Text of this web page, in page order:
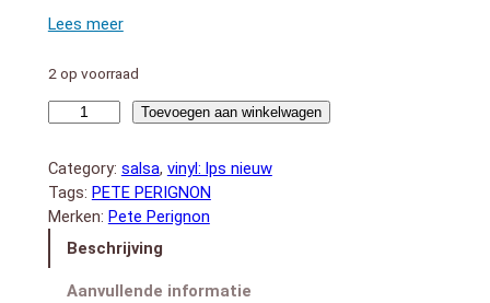
uit Puerto Rico. wordt hier omringd door jonge
release
1. Gotita Cayendo en Clave (feat. Jorge Yadel Santos)
2. Melao` Yo Tengo de Ma?s (feat. Carlos Nevarez)
(4:49)
3. Cuéntame Tu Historia (feat. Ricardo Andrés
Rodriguez) (4:58)
4. Vacila Mi Mambo (feat. Jorge Yadel Santos) (4:31)
5. Marcolina (feat. Jorge Yadel Santos) (4:26)
LADO B:
2 op voorraad
Esquina
Bailador
(LP)
aantal
Toevoegen aan winkelwagen
Category: salsa, vinyl: lps nieuw
Tags: PETE PERIGNON
Merken: Pete Perignon
Beschrijving
Aanvullende informatie